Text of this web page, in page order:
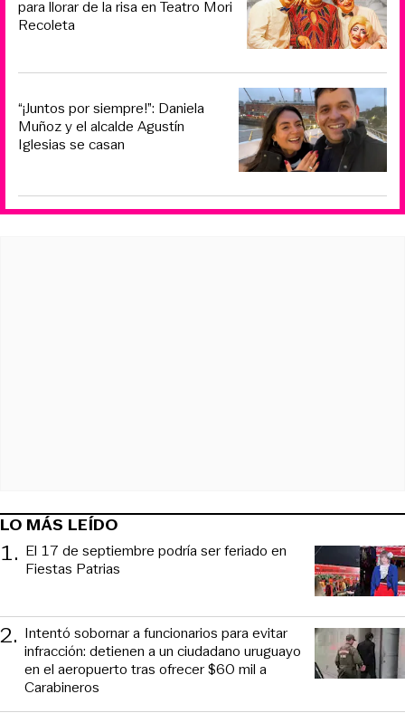
para llorar de la risa en Teatro Mori
Recoleta
“¡Juntos por siempre!”: Daniela
Muñoz y el alcalde Agustín
Iglesias se casan
LO MÁS LEÍDO
1. El 17 de septiembre podría ser feriado en
Fiestas Patrias
2. Intentó sobornar a funcionarios para evitar
infracción: detienen a un ciudadano uruguayo
en el aeropuerto tras ofrecer $60 mil a
Carabineros